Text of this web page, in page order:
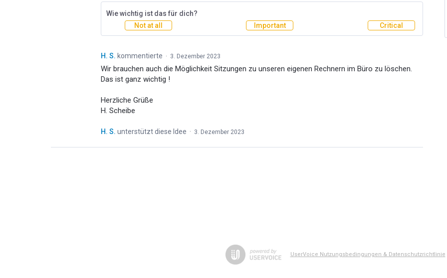
Wie wichtig ist das für dich?
Not at all
Important Critical
H. S. kommentierte · 3. Dezember 2023
Wir brauchen auch die Möglichkeit Sitzungen zu unseren eigenen Rechnern im Büro zu löschen.
Das ist ganz wichtig !
Herzliche Grüße
H. Scheibe
H. S. unterstützt diese Idee · 3. Dezember 2023
UserVoice Nutzungsbedingungen & Datenschutzrichtlinie